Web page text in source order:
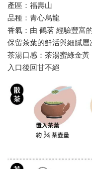
產區：福壽山
品種：青心烏龍
香氣：由 鶴茗 經驗豐富
保留茶葉的鮮活與細膩
茶湯口感：茶湯蜜綠金黃
入口後回甘不絕